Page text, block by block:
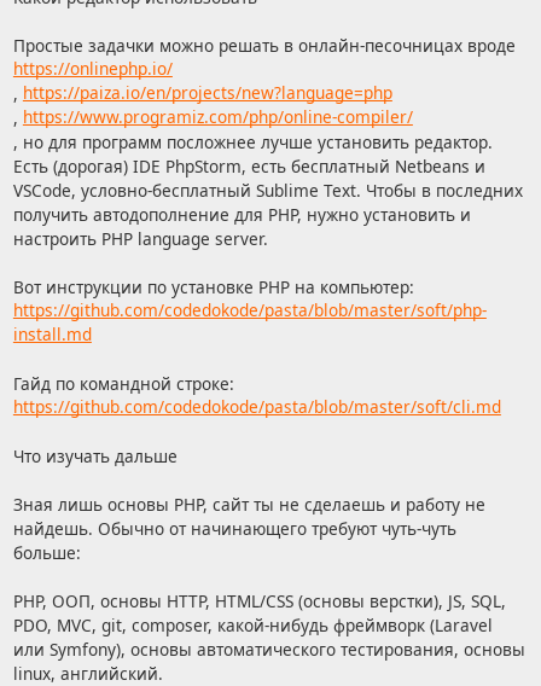
Простые задачки можно решать в онлайн-песочницах вроде
https://onlinephp.io/
, https://paiza.io/en/projects/new?language=php
, https://www.programiz.com/php/online-compiler/
, но для программ посложнее лучше установить редактор.
Есть (дорогая) IDE PhpStorm, есть бесплатный Netbeans и
VSCode, условно-бесплатный Sublime Text. Чтобы в последних
получить автодополнение для PHP, нужно установить и
настроить PHP language server.
Вот инструкции по установке PHP на компьютер:
https://github.com/codedokode/pasta/blob/master/soft/php-
install.md
Гайд по командной строке:
https://github.com/codedokode/pasta/blob/master/soft/cli.md
Что изучать дальше
Зная лишь основы PHP, сайт ты не сделаешь и работу не
найдешь. Обычно от начинающего требуют чуть-чуть
больше:
PHP, ООП, основы HTTP, HTML/CSS (основы верстки), JS, SQL,
PDO, MVC, git, composer, какой-нибудь фреймворк (Laravel
или Symfony), основы автоматического тестирования, основы
linux, английский.